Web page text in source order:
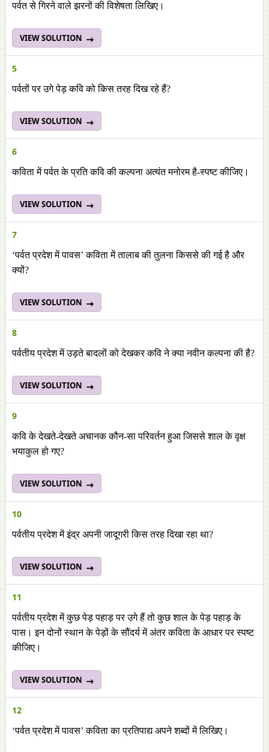
पर्वत से गिरने वाले झरनों की विशेषता लिखिए।
VIEW SOLUTION
5
पर्वतों पर उगे पेड़ कवि को किस तरह दिख रहे हैं?
VIEW SOLUTION
6
कविता में पर्वत के प्रति कवि की कल्पना अत्यंत मनोरम है-स्पष्ट कीजिए।
VIEW SOLUTION
7
‘पर्वत प्रदेश में पावस’ कविता में तालाब की तुलना किससे की गई है और
क्यों?
VIEW SOLUTION
8
पर्वतीय प्रदेश में उड़ते बादलों को देखकर कवि ने क्या नवीन कल्पना की है?
VIEW SOLUTION
9
कवि के देखते-देखते अचानक कौन-सा परिवर्तन हुआ जिससे शाल के वृक्ष
भयाकुल हो गए?
VIEW SOLUTION
10
पर्वतीय प्रदेश में इंद्र अपनी जादूगरी किस तरह दिखा रहा था?
VIEW SOLUTION
11
पर्वतीय प्रदेश में कुछ पेड़ पहाड़ पर उगे हैं तो कुछ शाल के पेड़ पहाड़ के
पास। इन दोनों स्थान के पेड़ों के सौंदर्य में अंतर कविता के आधार पर स्पष्ट
कीजिए।
VIEW SOLUTION
12
‘पर्वत प्रदेश में पावस’ कविता का प्रतिपाद्य अपने शब्दों में लिखिए।